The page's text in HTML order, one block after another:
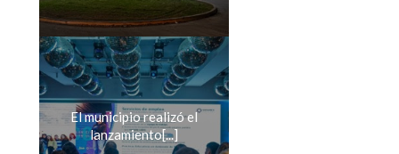
El municipio realizó el
lanzamiento[...]